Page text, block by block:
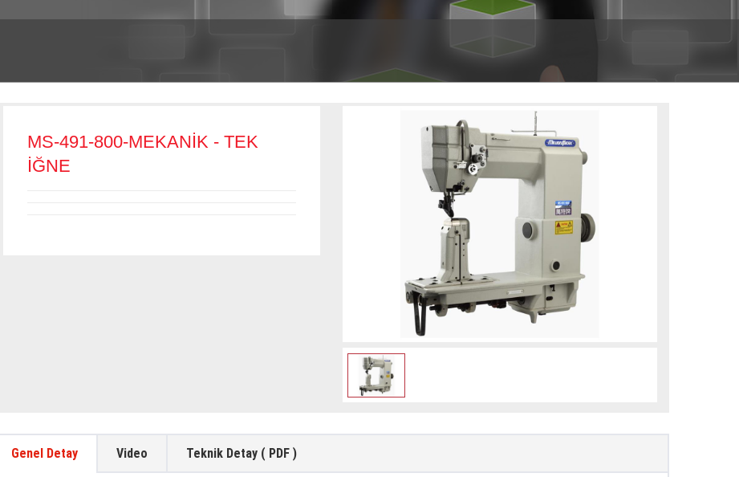
MS-491-800-MEKANİK - TEK
İĞNE
Genel Detay Video Teknik Detay ( PDF )